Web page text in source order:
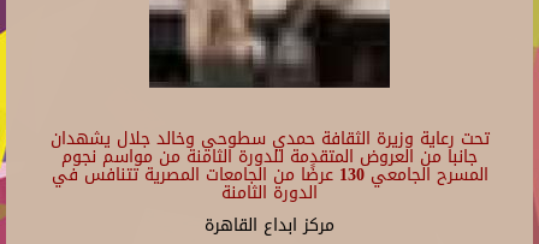
تحت رعاية وزيرة الثقافة حمدي سطوحي وخالد جلال يشهدان
جانبا من العروض المتقدمة للدورة الثامنة من مواسم نجوم
المسرح الجامعي 130 عرضًا من الجامعات المصرية تتنافس في
الدورة الثامنة
مركز ابداع القاهرة